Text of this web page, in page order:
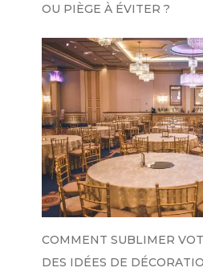
OU PIÈGE À ÉVITER ?
COMMENT SUBLIMER
DES IDÉES DE